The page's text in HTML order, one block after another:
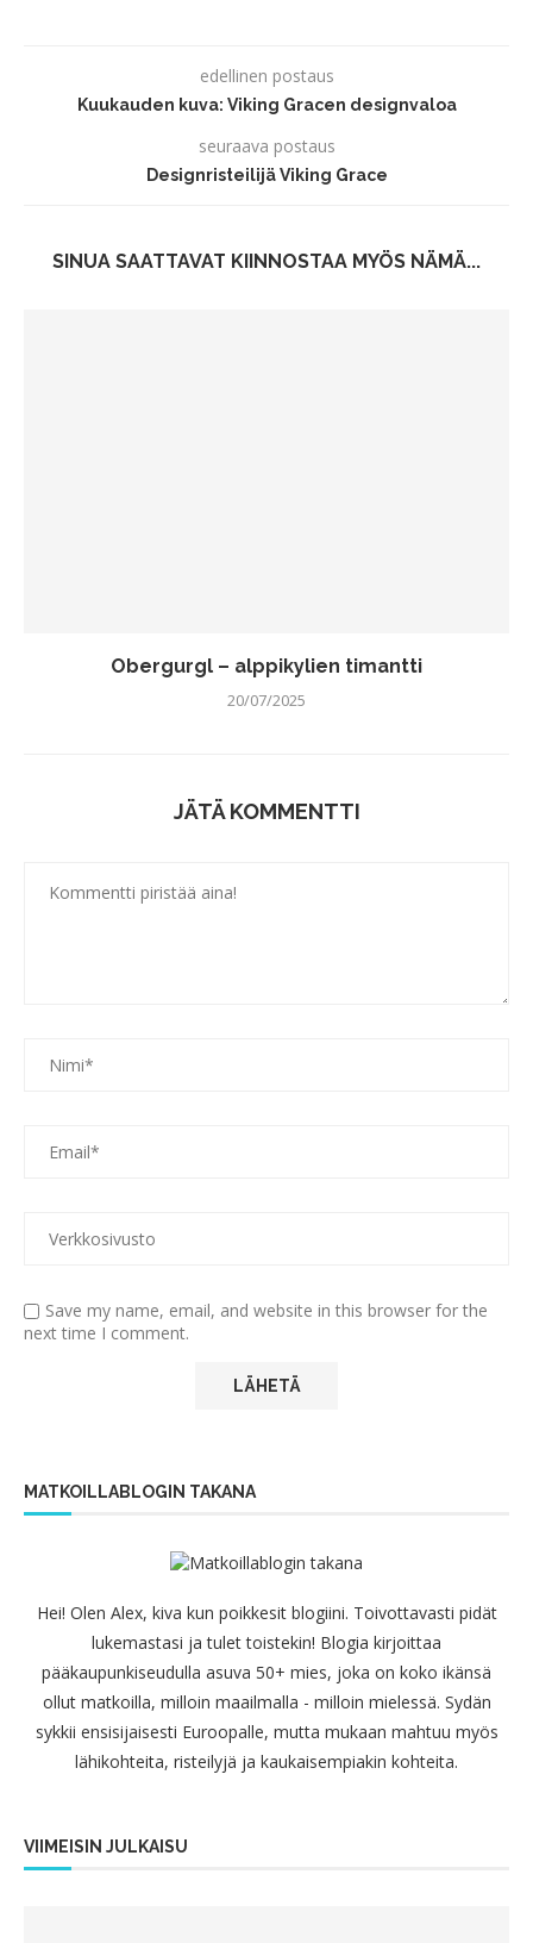
edellinen postaus
Kuukauden kuva: Viking Gracen designvaloa
seuraava postaus
Designristeilijä Viking Grace
SINUA SAATTAVAT KIINNOSTAA MYÖS NÄMÄ...
Obergurgl – alppikylien timantti
20/07/2025
JÄTÄ KOMMENTTI
Save my name, email, and website in this browser for the
next time I comment.
MATKOILLABLOGIN TAKANA
Hei! Olen Alex, kiva kun poikkesit blogiini. Toivottavasti pidät
lukemastasi ja tulet toistekin! Blogia kirjoittaa
pääkaupunkiseudulla asuva 50+ mies, joka on koko ikänsä
ollut matkoilla, milloin maailmalla - milloin mielessä. Sydän
sykkii ensisijaisesti Euroopalle, mutta mukaan mahtuu myös
lähikohteita, risteilyjä ja kaukaisempiakin kohteita.
VIIMEISIN JULKAISU